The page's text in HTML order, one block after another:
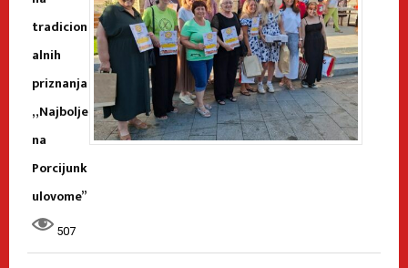
tradicion
alnih
priznanja
„Najbolje
na
Porcijunk
ulovome”
507